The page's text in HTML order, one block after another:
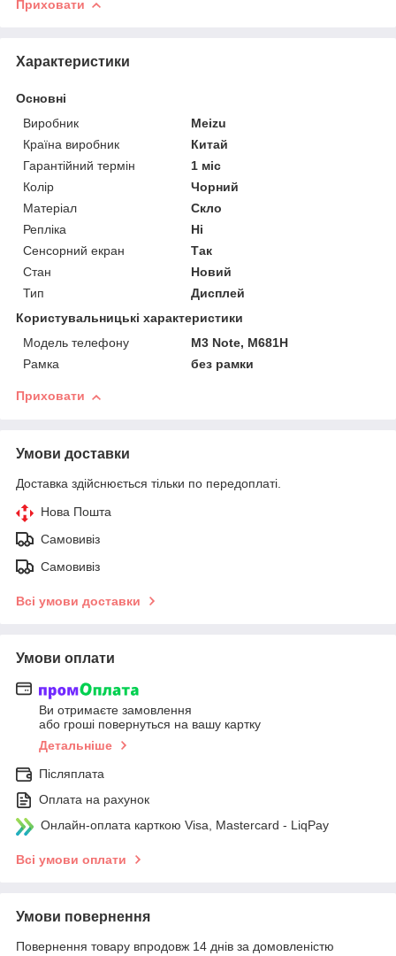
Приховати
Характеристики
Основні
Виробник
Meizu
Країна виробник
Китай
Гарантійний термін
1 міс
Колір
Чорний
Матеріал
Скло
Репліка
Ні
Сенсорний екран
Так
Стан
Новий
Тип
Дисплей
Користувальницькі характеристики
Модель телефону
M3 Note, M681H
Рамка
без рамки
Приховати
Умови доставки
Доставка здійснюється тільки по передоплаті.
Нова Пошта
Самовивіз
Самовивіз
Всі умови доставки
Умови оплати
Ви отримаєте замовлення
або гроші повернуться на вашу картку
Детальніше
Післяплата
Оплата на рахунок
Онлайн-оплата карткою Visa, Mastercard - LiqPay
Всі умови оплати
Умови повернення
Повернення товару впродовж 14 днів за домовленістю